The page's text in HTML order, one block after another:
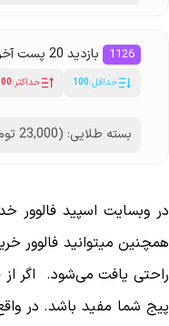
1126 بازدید 20 پست آخر کانال روبیکا 👁💎⭐️
حداقل:100 حداکثر:
بسته طلایی: (23,000 تومان)
در وبسایت اسپید فالوور
همچنین میتوانید فالوور
راحتی یافت می‌شود. اگر از
پیج شما مفید باشد. در